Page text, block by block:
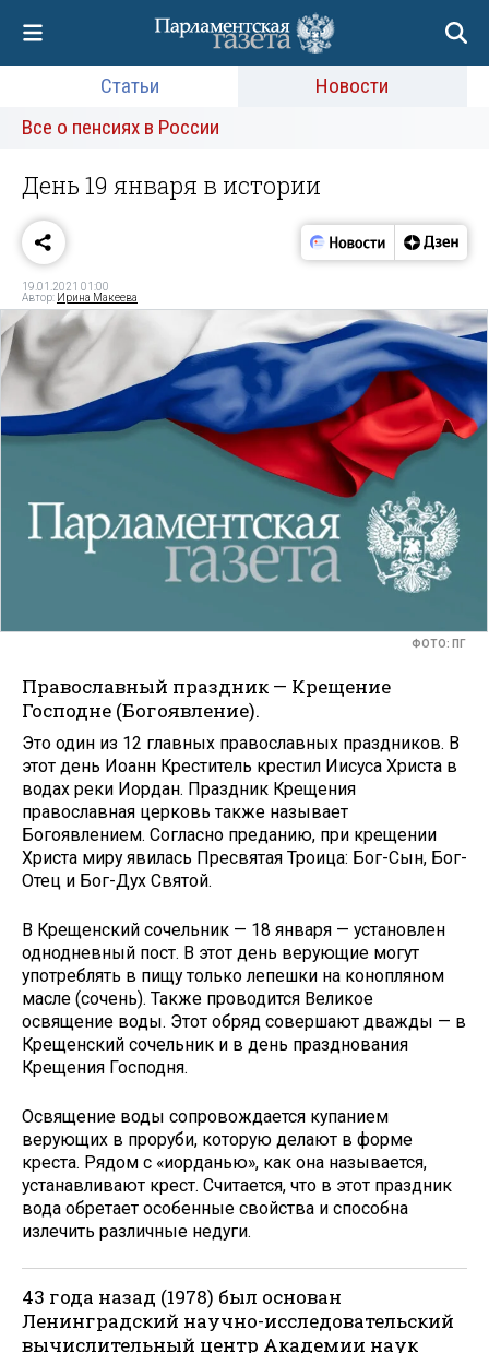
Статьи
Новости
Все о пенсиях в России
День 19 января в истории
19.01.2021 01:00
Автор: Ирина Макеева
ФОТО: ПГ
Православный праздник — Крещение
Господне (Богоявление).
Это один из 12 главных православных праздников. В
этот день Иоанн Креститель крестил Иисуса Христа в
водах реки Иордан. Праздник Крещения
православная церковь также называет
Богоявлением. Согласно преданию, при крещении
Христа миру явилась Пресвятая Троица: Бог-Сын, Бог-
Отец и Бог-Дух Святой.
В Крещенский сочельник — 18 января — установлен
однодневный пост. В этот день верующие могут
употреблять в пищу только лепешки на конопляном
масле (сочень). Также проводится Великое
освящение воды. Этот обряд совершают дважды — в
Крещенский сочельник и в день празднования
Крещения Господня.
Освящение воды сопровождается купанием
верующих в проруби, которую делают в форме
креста. Рядом с «иорданью», как она называется,
устанавливают крест. Считается, что в этот праздник
вода обретает особенные свойства и способна
излечить различные недуги.
43 года назад (1978) был основан
Ленинградский научно-исследовательский
вычислительный центр Академии наук